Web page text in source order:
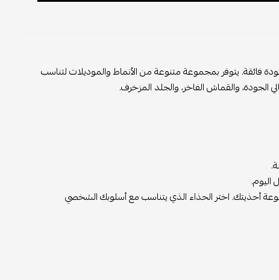
فائقة. يتوفر بمجموعة متنوعة من الأنماط والموديلات لتناسب
والقماش الفاخر، والجلد المزخرف.
اليوم.
أحذيتك. اختر الحذاء الذي يتناسب مع أسلوبك الشخصي